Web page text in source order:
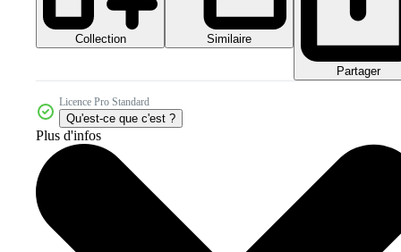
Collection Similaire
Partager
Licence Pro Standard
Qu'est-ce que c'est ?
Plus d'infos